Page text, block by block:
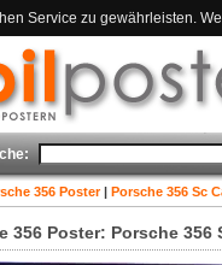
Service zu gewährleisten.
356 Poster| Porsche 356 Sc
356 Poster: Porsche 356